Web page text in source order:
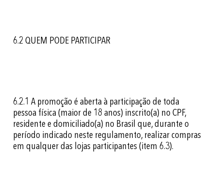
6.2 QUEM PODE PARTICIPAR
6.2.1A promoção é aberta à participação de toda
pessoa física (maior de 18 anos) inscrito(a) no CPF,
residente e domiciliado(a) no Brasil que, durante o
período indicado neste regulamento, realizar compras
em qualquer das lojas participantes (item 6.3).